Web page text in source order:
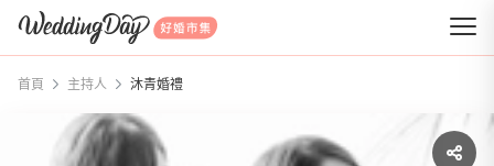
WeddingDay 好婚市集
首頁 主持人 沐青婚禮